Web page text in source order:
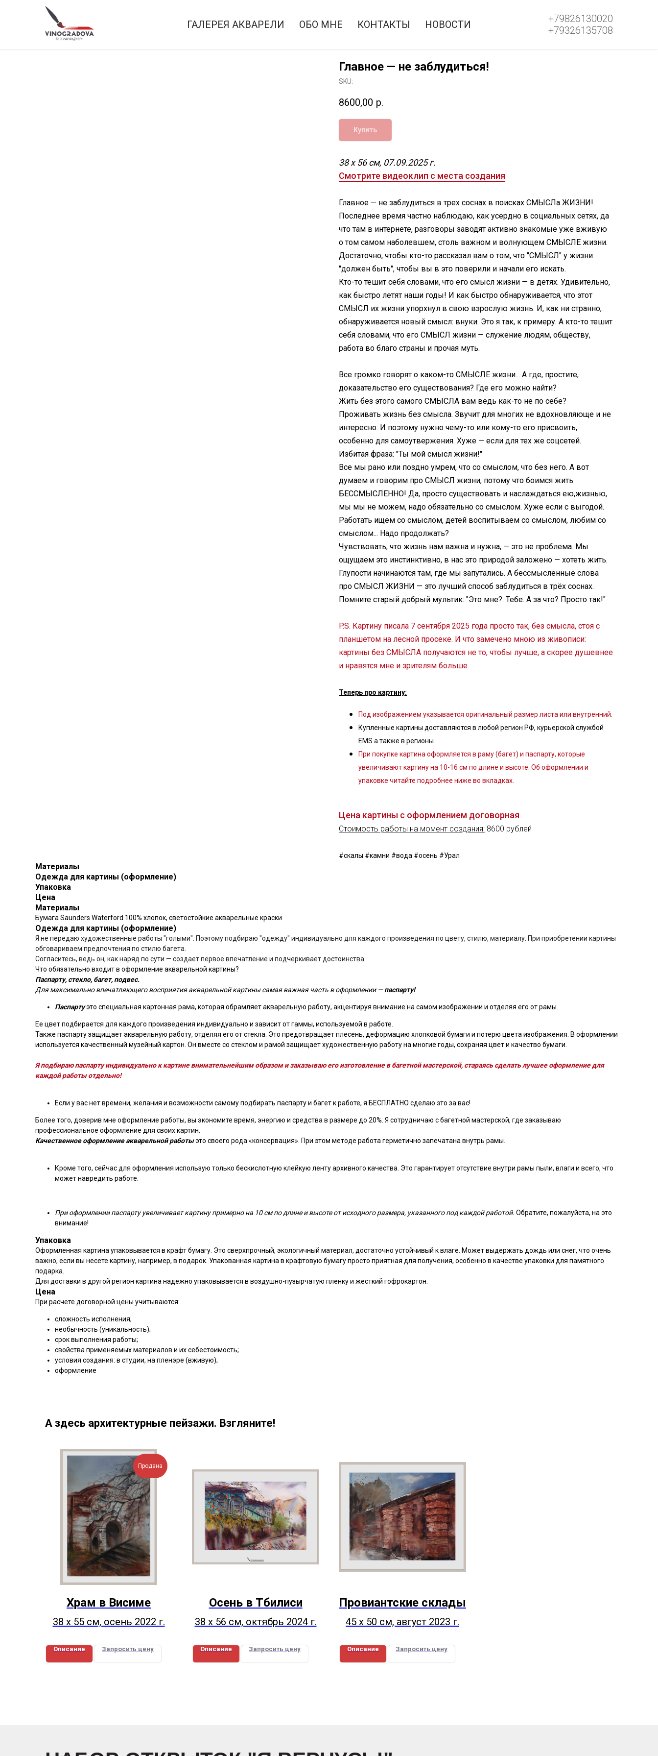
ГАЛЕРЕЯ АКВАРЕЛИ ОБО МНЕ КОНТАКТЫ НОВОСТИ
+79826130020
+79326135708
Главное — не заблудиться!
SKU:
8600,00 р.
Купить
38 х 56 см, 07.09.2025 г.
Смотрите видеоклип с места создания
Главное — не заблудиться в трех соснах в поисках СМЫСЛа ЖИЗНИ!
Последнее время частно наблюдаю, как усердно в социальных сетях, да
что там в интернете, разговоры заводят активно знакомые уже вживую
о том самом наболевшем, столь важном и волнующем СМЫСЛЕ жизни.
Достаточно, чтобы кто-то рассказал вам о том, что "СМЫСЛ" у жизни
"должен быть", чтобы вы в это поверили и начали его искать.
Кто-то тешит себя словами, что его смысл жизни — в детях. Удивительно,
как быстро летят наши годы! И как быстро обнаруживается, что этот
СМЫСЛ их жизни упорхнул в свою взрослую жизнь. И, как ни странно,
обнаруживается новый смысл: внуки. Это я так, к примеру. А кто-то тешит
себя словами, что его СМЫСЛ жизни — служение людям, обществу,
работа во благо страны и прочая муть.
Все громко говорят о каком-то СМЫСЛЕ жизни... А где, простите,
доказательство его существования? Где его можно найти?
Жить без этого самого СМЫСЛА вам ведь как-то не по себе?
Проживать жизнь без смысла. Звучит для многих не вдохновляюще и не
интересно. И поэтому нужно чему-то или кому-то его присвоить,
особенно для самоутвержения. Хуже — если для тех же соцсетей.
Избитая фраза: "Ты мой смысл жизни!"
Все мы рано или поздно умрем, что со смыслом, что без него. А вот
думаем и говорим про СМЫСЛ жизни, потому что боимся жить
БЕССМЫСЛЕННО! Да, просто существовать и наслаждаться ею,жизнью,
мы мы не можем, надо обязательно со смыслом. Хуже если с выгодой.
Работать ищем со смыслом, детей воспитываем со смыслом, любим со
смыслом... Надо продолжать?
Чувствовать, что жизнь нам важна и нужна, — это не проблема. Мы
ощущаем это инстинктивно, в нас это природой заложено — хотеть жить.
Глупости начинаются там, где мы запутались. А бессмысленные слова
про СМЫСЛ ЖИЗНИ — это лучший способ заблудиться в трёх соснах.
Помните старый добрый мультик: "Это мне?. Тебе. А за что? Просто так!"
P.S. Картину писала 7 сентября 2025 года просто так, без смысла, стоя с
планшетом на лесной просеке. И что замечено мною из живописи:
картины без СМЫСЛА получаются не то, чтобы лучше, а скорее душевнее
и нравятся мне и зрителям больше.
Теперь про картину:
Под изображением указывается оригинальный размер листа или внутренний.
Купленные картины доставляются в любой регион РФ, курьерской службой
EMS а также в регионы.
При покупке картина оформляется в раму (багет) и паспарту, которые
увеличивают картину на 10-16 см по длине и высоте. Об оформлении и
упаковке читайте подробнее ниже во вкладках.
Цена картины с оформлением договорная
Стоимость работы на момент создания: 8600 рублей
#скалы #камни #вода #осень #Урал
Материалы
Одежда для картины (оформление)
Упаковка
Цена
Материалы
Бумага Saunders Waterford 100% хлопок, светостойкие акварельные краски
Одежда для картины (оформление)
Я не передаю художественные работы "голыми". Поэтому подбираю "одежду" индивидуально для каждого произведения по цвету, стилю, материалу. При приобретении картины
обговариваем предпочтения по стилю багета.
Согласитесь, ведь он, как наряд по сути — создает первое впечатление и подчеркивает достоинства.
Что обязательно входит в оформление акварельной картины?
Паспарту, стекло, багет, подвес.
Для максимально впечатляющего восприятия акварельной картины самая важная часть в оформлении —паспарту!
Паспартуэто специальная картонная рама, которая обрамляет акварельную работу, акцентируя внимание на самом изображении и отделяя его от рамы.
Ее цвет подбирается для каждого произведения индивидуально и зависит от гаммы, используемой в работе.
Также паспарту защищает акварельную работу, отделяя его от стекла. Это предотвращает плесень, деформацию хлопковой бумаги и потерю цвета изображения. В оформлении
используется качественный музейный картон. Он вместе со стеклом и рамой защищает художественную работу на многие годы, сохраняя цвет и качество бумаги.
Я подбираю паспарту индивидуально к картине внимательнейшим образом и заказываю его изготовление в багетной мастерской, стараясь сделать лучшее оформление для
каждой работы отдельно!
Если у вас нет времени, желания и возможности самому подбирать паспарту и багет к работе, я БЕСПЛАТНО сделаю это за вас!
Более того, доверив мне оформление работы, вы экономите время, энергию и средства в размере до 20%. Я сотрудничаю с багетной мастерской, где заказываю
профессиональное оформление для своих картин.
Качественное оформление акварельной работыэто своего рода «консервация». При этом методе работа герметично запечатана внутрь рамы.
Кроме того, сейчас для оформления использую только бескислотную клейкую ленту архивного качества. Это гарантирует отсутствие внутри рамы пыли, влаги и всего, что
может навредить работе.
При оформлении паспарту увеличивает картину примерно на 10 см по длине и высоте от исходного размера, указанного под каждой работой. Обратите, пожалуйста, на это
внимание!
Упаковка
Оформленная картина упаковывается в крафт бумагу. Это сверхпрочный, экологичный материал, достаточно устойчивый к влаге. Может выдержать дождь или снег, что очень
важно, если вы несете картину, например, в подарок. Упакованная картина в крафтовую бумагу просто приятная для получения, особенно в качестве упаковки для памятного
подарка.
Для доставки в другой регион картина надежно упаковывается в воздушно-пузырчатую пленку и жесткий гофрокартон.
Цена
При расчете договорной цены учитываются:
сложность исполнения;
необычность (уникальность);
срок выполнения работы;
свойства применяемых материалов и их себестоимость;
условия создания: в студии, на пленэре (вживую);
оформление
А здесь архитектурные пейзажи. Взгляните!
Продана
Храм в Висиме
38 х 55 см, осень 2022 г.
Описание Запросить цену
Осень в Тбилиси
38 х 56 см, октябрь 2024 г.
Описание Запросить цену
Провиантские склады
45 х 50 см, август 2023 г.
Описание Запросить цену